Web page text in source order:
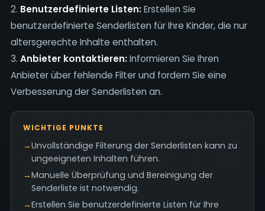
2. Benutzerdefinierte Listen:Erstellen Sie
benutzerdefinierte Senderlisten für Ihre Kinder, die nur
altersgerechte Inhalte enthalten.
3. Anbieter kontaktieren:Informieren Sie Ihren
Anbieter über fehlende Filter und fordern Sie eine
Verbesserung der Senderlisten an.
WICHTIGE PUNKTE
→Unvollständige Filterung der Senderlisten kann zu
ungeeigneten Inhalten führen.
→Manuelle Überprüfung und Bereinigung der
Senderliste ist notwendig.
→Erstellen Sie benutzerdefinierte Listen für Ihre